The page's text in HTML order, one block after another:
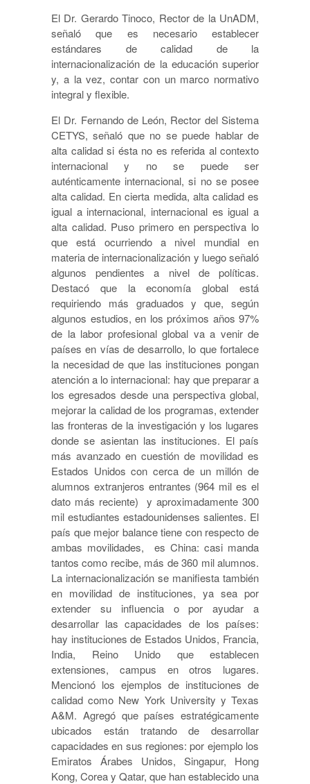
El Dr. Gerardo Tinoco, Rector de la UnADM,
señaló que es necesario establecer
estándares de calidad de la
internacionalización de la educación superior
y, a la vez, contar con un marco normativo
integral y flexible.
El Dr. Fernando de León, Rector del Sistema
CETYS, señaló que no se puede hablar de
alta calidad si ésta no es referida al contexto
internacional y no se puede ser
auténticamente internacional, si no se posee
alta calidad. En cierta medida, alta calidad es
igual a internacional, internacional es igual a
alta calidad. Puso primero en perspectiva lo
que está ocurriendo a nivel mundial en
materia de internacionalización y luego señaló
algunos pendientes a nivel de políticas.
Destacó que la economía global está
requiriendo más graduados y que, según
algunos estudios, en los próximos años 97%
de la labor profesional global va a venir de
países en vías de desarrollo, lo que fortalece
la necesidad de que las instituciones pongan
atención a lo internacional: hay que preparar a
los egresados desde una perspectiva global,
mejorar la calidad de los programas, extender
las fronteras de la investigación y los lugares
donde se asientan las instituciones. El país
más avanzado en cuestión de movilidad es
Estados Unidos con cerca de un millón de
alumnos extranjeros entrantes (964 mil es el
dato más reciente) y aproximadamente 300
mil estudiantes estadounidenses salientes. El
país que mejor balance tiene con respecto de
ambas movilidades, es China: casi manda
tantos como recibe, más de 360 mil alumnos.
La internacionalización se manifiesta también
en movilidad de instituciones, ya sea por
extender su influencia o por ayudar a
desarrollar las capacidades de los países:
hay instituciones de Estados Unidos, Francia,
India, Reino Unido que establecen
extensiones, campus en otros lugares.
Mencionó los ejemplos de instituciones de
calidad como New York University y Texas
A&M. Agregó que países estratégicamente
ubicados están tratando de desarrollar
capacidades en sus regiones: por ejemplo los
Emiratos Árabes Unidos, Singapur, Hong
Kong, Corea y Qatar, que han establecido una